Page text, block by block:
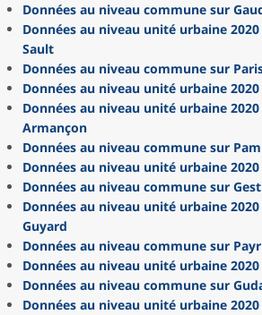
Données au niveau commune sur
Données au niveau unité urbaine
Sault
Données au niveau commune sur
Données au niveau unité urbaine
Données au niveau unité urbaine
Armançon
Données au niveau commune sur
Données au niveau unité urbaine
Données au niveau commune sur
Données au niveau unité urbaine
Guyard
Données au niveau commune sur
Données au niveau unité urbaine 2020
Données au niveau commune sur
Données au niveau unité urbaine